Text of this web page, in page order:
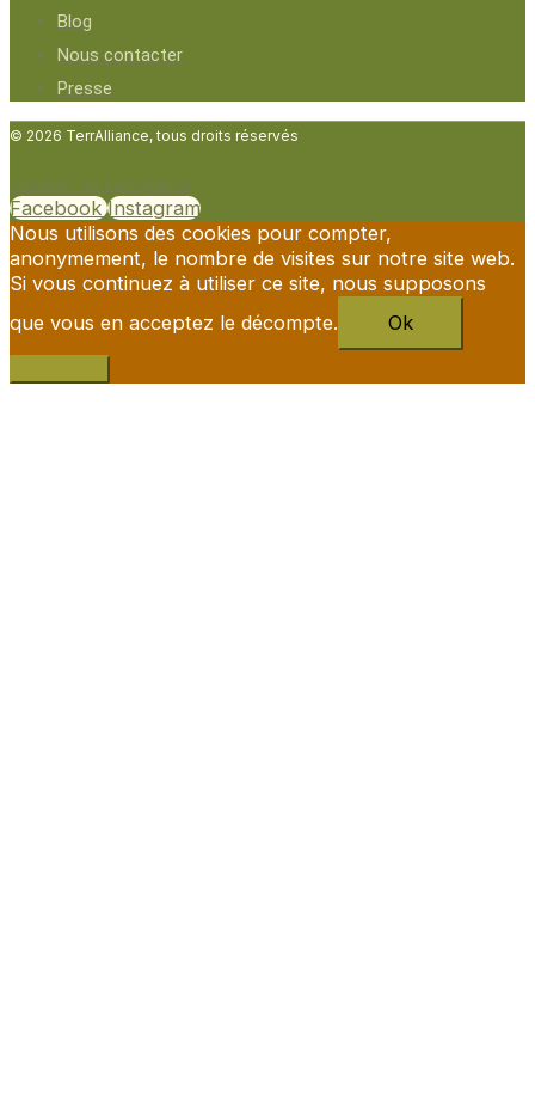
Blog
Nous contacter
Presse
© 2026 TerrAlliance, tous droits réservés
Facebook Instagram
Nous utilisons des cookies pour compter,
anonymement, le nombre de visites sur notre site web.
Si vous continuez à utiliser ce site, nous supposons
que vous en acceptez le décompte.
Ok